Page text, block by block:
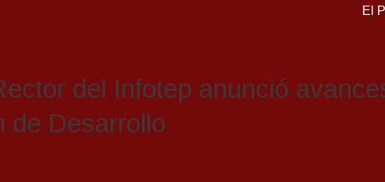
El
del Infotep anunció
de Desarrollo